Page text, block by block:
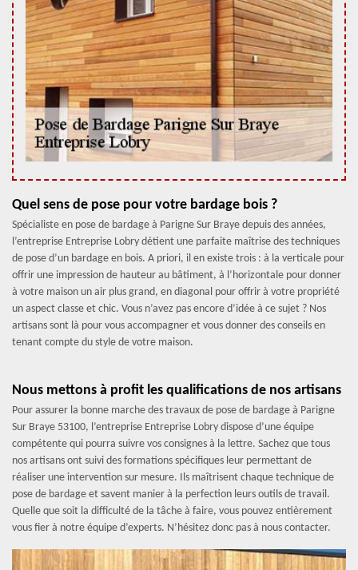
Quel sens de pose pour votre bardage bois ?
Spécialiste en pose de bardage à Parigne Sur Braye depuis des années,
l’entreprise Entreprise Lobry détient une parfaite maîtrise des techniques
de pose d’un bardage en bois. A priori, il en existe trois : à la verticale pour
offrir une impression de hauteur au bâtiment, à l’horizontale pour donner
à votre maison un air plus grand, en diagonal pour offrir à votre propriété
un aspect classe et chic. Vous n’avez pas encore d’idée à ce sujet ? Nos
artisans sont là pour vous accompagner et vous donner des conseils en
tenant compte du style de votre maison.
Nous mettons à profit les qualifications de nos artisans
Pour assurer la bonne marche des travaux de pose de bardage à Parigne
Sur Braye 53100, l’entreprise Entreprise Lobry dispose d’une équipe
compétente qui pourra suivre vos consignes à la lettre. Sachez que tous
nos artisans ont suivi des formations spécifiques leur permettant de
réaliser une intervention sur mesure. Ils maîtrisent chaque technique de
pose de bardage et savent manier à la perfection leurs outils de travail.
Quelle que soit la difficulté de la tâche à faire, vous pouvez entièrement
vous fier à notre équipe d’experts. N’hésitez donc pas à nous contacter.